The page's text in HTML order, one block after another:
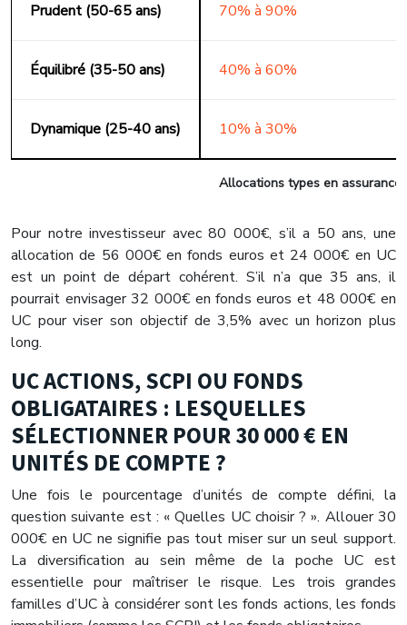
Allocations types en assurance
Prudent (50-65 ans) 70% à 90%
Équilibré (35-50 ans) 40% à 60%
Dynamique (25-40 ans) 10% à 30%
Pour notre investisseur avec 80 000€, s’il a 50 ans, une
allocation de 56 000€ en fonds euros et 24 000€ en UC
est un point de départ cohérent. S’il n’a que 35 ans, il
pourrait envisager 32 000€ en fonds euros et 48 000€ en
UC pour viser son objectif de 3,5% avec un horizon plus
long.
UC ACTIONS, SCPI OU FONDS
OBLIGATAIRES : LESQUELLES
SÉLECTIONNER POUR 30 000 € EN
UNITÉS DE COMPTE ?
Une fois le pourcentage d’unités de compte défini, la
question suivante est : « Quelles UC choisir ? ». Allouer 30
000€ en UC ne signifie pas tout miser sur un seul support.
La diversification au sein même de la poche UC est
essentielle pour maîtriser le risque. Les trois grandes
familles d’UC à considérer sont les fonds actions, les fonds